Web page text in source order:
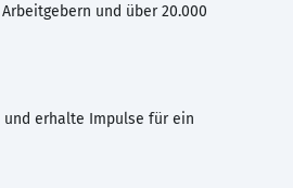
und über 20.000
und erhalte Impulse für ein